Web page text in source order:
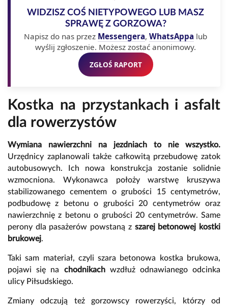
WIDZISZ COŚ NIETYPOWEGO LUB MASZ
SPRAWĘ Z GORZOWA?
Napisz do nas przez Messengera, WhatsAppa lub
wyślij zgłoszenie. Możesz zostać anonimowy.
ZGŁOŚ RAPORT
Kostka na przystankach i asfalt
dla rowerzystów
Wymiana nawierzchni na jezdniach to nie wszystko.
Urzędnicy zaplanowali także całkowitą przebudowę zatok
autobusowych. Ich nowa konstrukcja zostanie solidnie
wzmocniona. Wykonawca położy warstwę kruszywa
stabilizowanego cementem o grubości 15 centymetrów,
podbudowę z betonu o grubości 20 centymetrów oraz
nawierzchnię z betonu o grubości 20 centymetrów. Same
perony dla pasażerów powstaną z szarej betonowej kostki
brukowej.
Taki sam materiał, czyli szara betonowa kostka brukowa,
pojawi się na chodnikachwzdłuż odnawianego odcinka
ulicy Piłsudskiego.
Zmiany odczują też gorzowscy rowerzyści, którzy od